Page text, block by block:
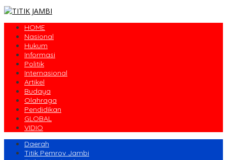
HOME
Nasional
Hukum
Informasi
Politik
Internasional
Artikel
Budaya
Olahraga
Pendidikan
GLOBAL
VIDIO
Daerah
Titik Pemrov Jambi